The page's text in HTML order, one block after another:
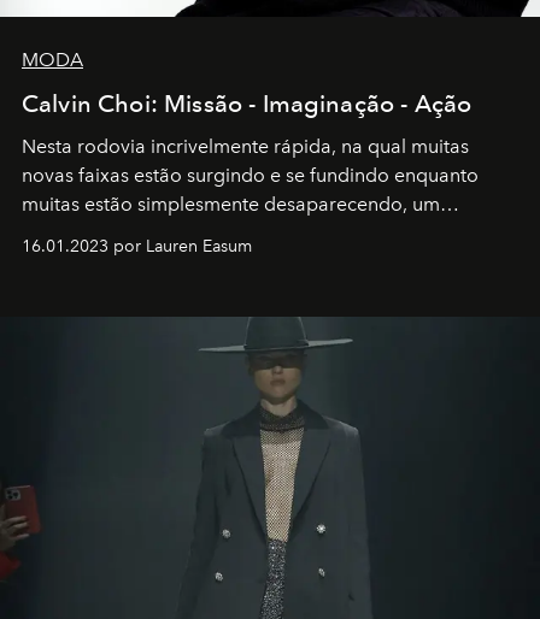
MODA
Calvin Choi: Missão - Imaginação - Ação
Nesta rodovia incrivelmente rápida, na qual muitas
novas faixas estão surgindo e se fundindo enquanto
muitas estão simplesmente desaparecendo, um
transportador AMTD abrindo caminho para muitos
por propósitos, com um claro senso de missão na vida e
16.01.2023 por Lauren Easum